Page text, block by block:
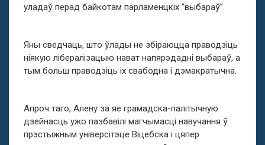
уладаў перад байкотам парламенцкіх “выбараў”.
Яны сведчаць, што ўлады не збіраюцца праводзіць
ніякую лібералізацыю нават напярэдадні выбараў, а
тым больш праводзіць іх свабодна і дэмакратычна.
Апроч таго, Алену за яе грамадска-палітычную
дзейнасць ужо пазбавілі магчымасці навучання ў
прэстыжным універсітэце Віцебска і цяпер